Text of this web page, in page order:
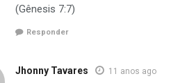
(Gênesis 7:7)
Responder
Jhonny Tavares 11 anos ago